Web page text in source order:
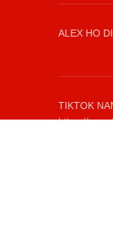
ALEX HO
TIKTOK
https://